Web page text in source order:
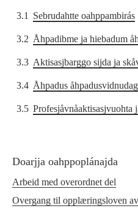
3.1 Sebrudahtte oahppambirás
3.2 Åhpadibme ja hiebadum
3.3 Aktisasjbarggo sijda ja
3.4 Åhpadus
3.5 Profesjåvnåaktisasjvuohta
Doarjja oahppoplánajda
Arbeid med overordnet del
Overgang til opplæringsloven